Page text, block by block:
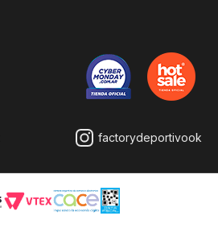
factorydeportivook